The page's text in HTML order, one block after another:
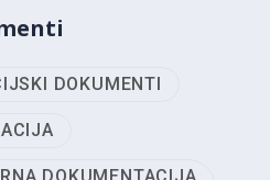
DOKUMENTI